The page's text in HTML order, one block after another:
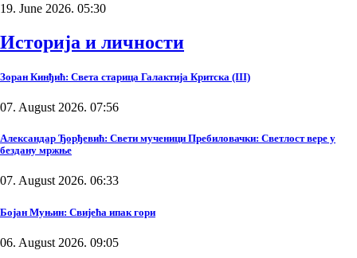
19. June 2026. 05:30
Историја и личности
Зоран Кинђић: Света старица Галактија Критска (III)
07. August 2026. 07:56
Александар Ђорђевић: Свети мученици Пребиловачки: Светлост вере у
бездану мржње
07. August 2026. 06:33
Бојан Муњин: Свијећа ипак гори
06. August 2026. 09:05